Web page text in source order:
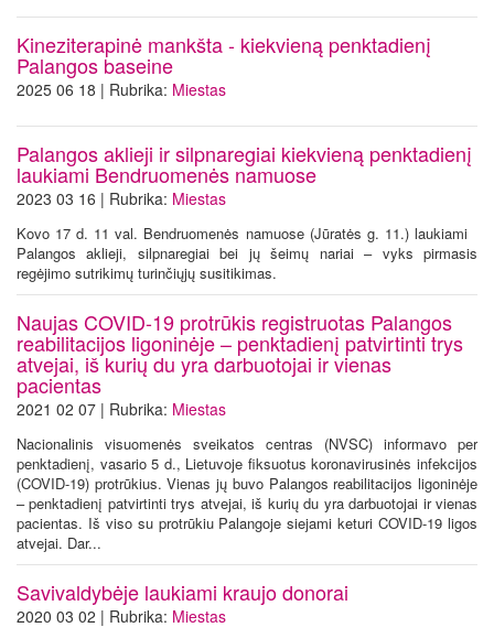
Kineziterapinė mankšta - kiekvieną penktadienį
Palangos baseine
2025 06 18 | Rubrika: Miestas
Palangos aklieji ir silpnaregiai kiekvieną penktadienį
laukiami Bendruomenės namuose
2023 03 16 | Rubrika: Miestas
Kovo 17 d. 11 val. Bendruomenės namuose (Jūratės g. 11.) laukiami
Palangos aklieji, silpnaregiai bei jų šeimų nariai – vyks pirmasis
regėjimo sutrikimų turinčiųjų susitikimas.
Naujas COVID-19 protrūkis registruotas Palangos
reabilitacijos ligoninėje – penktadienį patvirtinti trys
atvejai, iš kurių du yra darbuotojai ir vienas
pacientas
2021 02 07 | Rubrika: Miestas
Nacionalinis visuomenės sveikatos centras (NVSC) informavo per
penktadienį, vasario 5 d., Lietuvoje fiksuotus koronavirusinės infekcijos
(COVID-19) protrūkius. Vienas jų buvo Palangos reabilitacijos ligoninėje
– penktadienį patvirtinti trys atvejai, iš kurių du yra darbuotojai ir vienas
pacientas. Iš viso su protrūkiu Palangoje siejami keturi COVID-19 ligos
atvejai. Dar...
Savivaldybėje laukiami kraujo donorai
2020 03 02 | Rubrika: Miestas